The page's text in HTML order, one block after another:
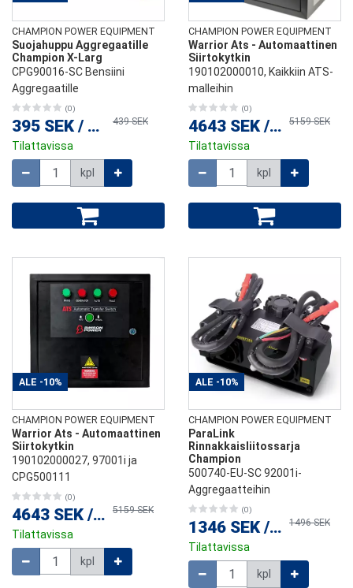
CHAMPION POWER EQUIPMENT
Suojahuppu Aggregaatille
Champion X-Larg
CPG90016-SC Bensiini
Aggregaatille
(0)
395 SEK / kpl 439 SEK
Tilattavissa
kpl
CHAMPION POWER EQUIPMENT
Warrior Ats - Automaattinen
Siirtokytkin
190102000010, Kaikkiin ATS-
malleihin
(0)
4643 SEK / kpl5159 SEK
Tilattavissa
kpl
ALE -10%
CHAMPION POWER EQUIPMENT
Warrior Ats - Automaattinen
Siirtokytkin
190102000027, 97001i ja
CPG500111
(0)
4643 SEK / kpl5159 SEK
Tilattavissa
kpl
ALE -10%
CHAMPION POWER EQUIPMENT
ParaLink
Rinnakkaisliitossarja
Champion
500740-EU-SC 92001i-
Aggregaatteihin
(0)
1346 SEK / kpl1496 SEK
Tilattavissa
kpl